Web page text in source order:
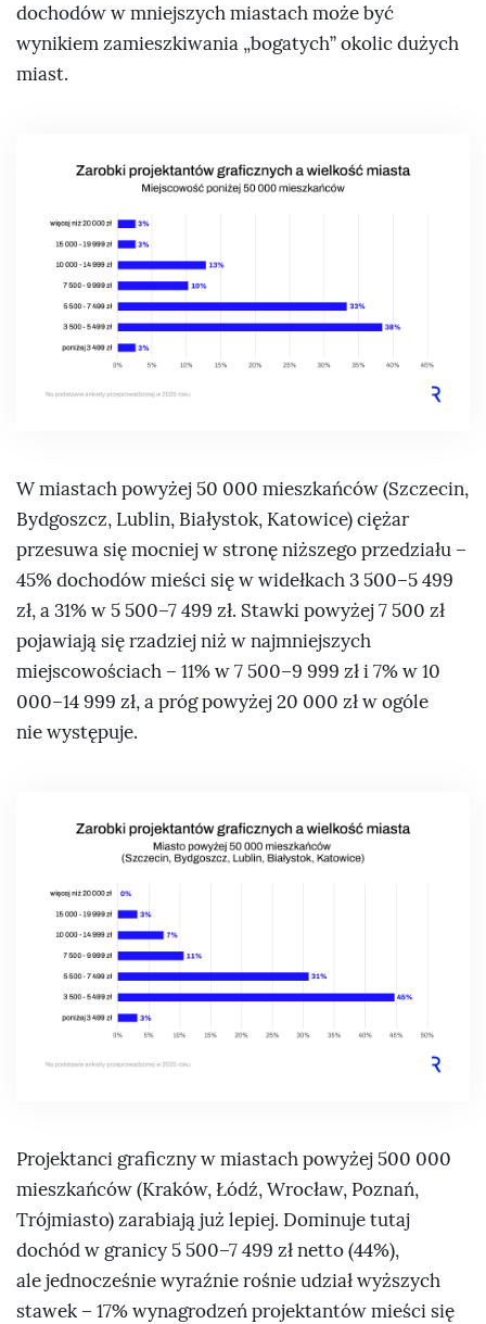
dochodów w mniejszych miastach może być
wynikiem zamieszkiwania „bogatych” okolic dużych
miast.
W miastach powyżej 50 000 mieszkańców (Szczecin,
Bydgoszcz, Lublin, Białystok, Katowice) ciężar
przesuwa się mocniej w stronę niższego przedziału –
45% dochodów mieści się w widełkach 3 500–5 499
zł, a 31% w 5 500–7 499 zł. Stawki powyżej 7 500 zł
pojawiają się rzadziej niż w najmniejszych
miejscowościach – 11% w 7 500–9 999 zł i 7% w 10
000–14 999 zł, a próg powyżej 20 000 zł w ogóle
nie występuje.
Projektanci graficzny w miastach powyżej 500 000
mieszkańców (Kraków, Łódź, Wrocław, Poznań,
Trójmiasto) zarabiają już lepiej. Dominuje tutaj
dochód w granicy 5 500–7 499 zł netto (44%),
ale jednocześnie wyraźnie rośnie udział wyższych
stawek – 17% wynagrodzeń projektantów mieści się